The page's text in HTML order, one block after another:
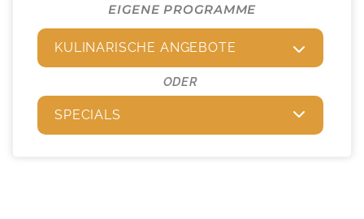
EIGENE PROGRAMME
KULINARISCHE ANGEBOTE
ODER
SPECIALS